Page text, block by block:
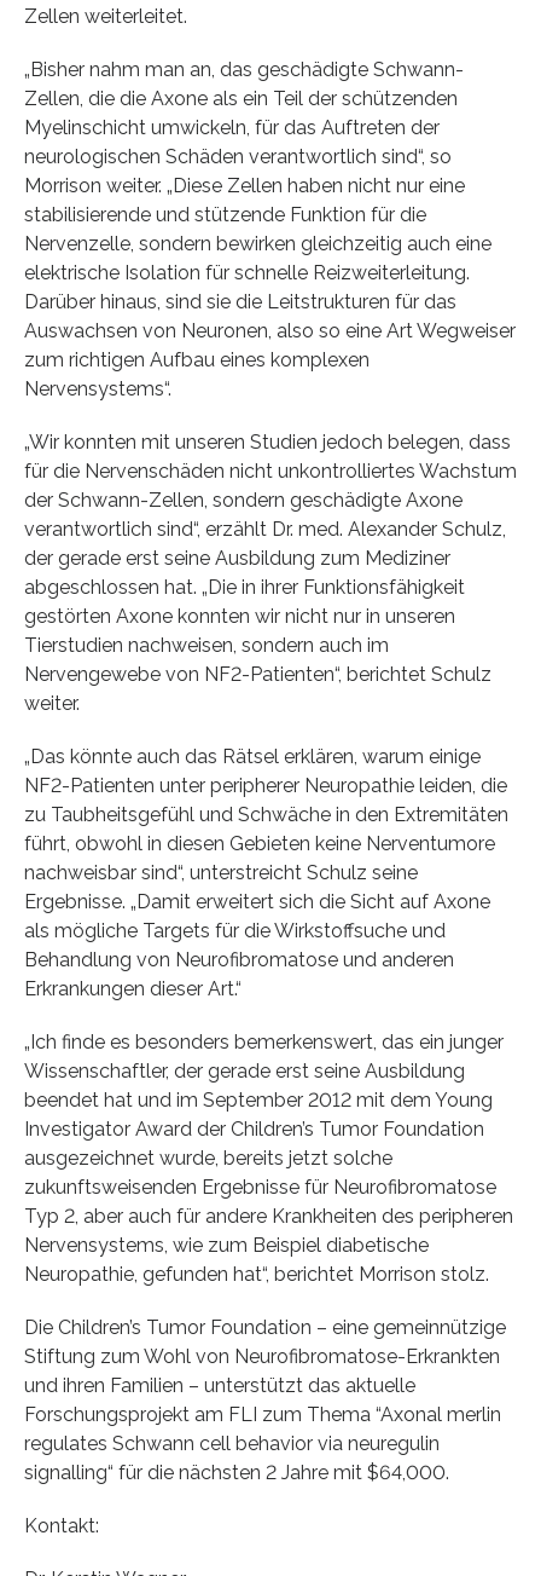
Zellen weiterleitet.
„Bisher nahm man an, das geschädigte Schwann-
Zellen, die die Axone als ein Teil der schützenden
Myelinschicht umwickeln, für das Auftreten der
neurologischen Schäden verantwortlich sind“, so
Morrison weiter. „Diese Zellen haben nicht nur eine
stabilisierende und stützende Funktion für die
Nervenzelle, sondern bewirken gleichzeitig auch eine
elektrische Isolation für schnelle Reizweiterleitung.
Darüber hinaus, sind sie die Leitstrukturen für das
Auswachsen von Neuronen, also so eine Art Wegweiser
zum richtigen Aufbau eines komplexen
Nervensystems“.
„Wir konnten mit unseren Studien jedoch belegen, dass
für die Nervenschäden nicht unkontrolliertes Wachstum
der Schwann-Zellen, sondern geschädigte Axone
verantwortlich sind“, erzählt Dr. med. Alexander Schulz,
der gerade erst seine Ausbildung zum Mediziner
abgeschlossen hat. „Die in ihrer Funktionsfähigkeit
gestörten Axone konnten wir nicht nur in unseren
Tierstudien nachweisen, sondern auch im
Nervengewebe von NF2-Patienten“, berichtet Schulz
weiter.
„Das könnte auch das Rätsel erklären, warum einige
NF2-Patienten unter peripherer Neuropathie leiden, die
zu Taubheitsgefühl und Schwäche in den Extremitäten
führt, obwohl in diesen Gebieten keine Nerventumore
nachweisbar sind“, unterstreicht Schulz seine
Ergebnisse. „Damit erweitert sich die Sicht auf Axone
als mögliche Targets für die Wirkstoffsuche und
Behandlung von Neurofibromatose und anderen
Erkrankungen dieser Art.“
„Ich finde es besonders bemerkenswert, das ein junger
Wissenschaftler, der gerade erst seine Ausbildung
beendet hat und im September 2012 mit dem Young
Investigator Award der Children’s Tumor Foundation
ausgezeichnet wurde, bereits jetzt solche
zukunftsweisenden Ergebnisse für Neurofibromatose
Typ 2, aber auch für andere Krankheiten des peripheren
Nervensystems, wie zum Beispiel diabetische
Neuropathie, gefunden hat“, berichtet Morrison stolz.
Die Children’s Tumor Foundation – eine gemeinnützige
Stiftung zum Wohl von Neurofibromatose-Erkrankten
und ihren Familien – unterstützt das aktuelle
Forschungsprojekt am FLI zum Thema “Axonal merlin
regulates Schwann cell behavior via neuregulin
signalling“ für die nächsten 2 Jahre mit $64,000.
Kontakt: